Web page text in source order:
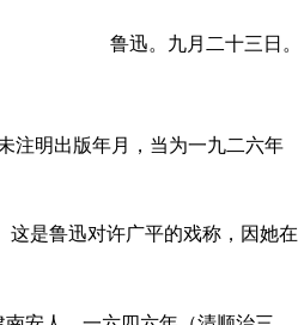
鲁迅。九月二十三日。
注明出版年月，当为一九二六年
这是鲁迅对许广平的戏称，因她在